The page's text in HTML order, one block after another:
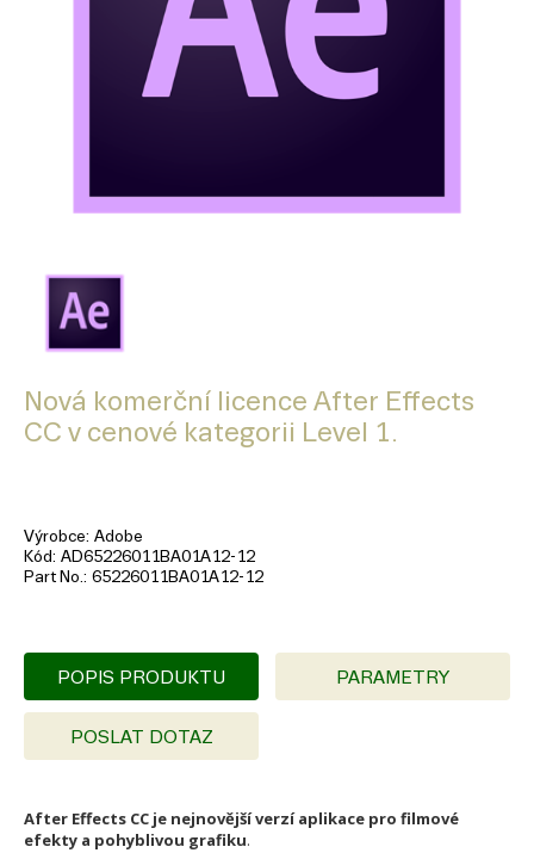
Nová komerční licence After Effects
CC v cenové kategorii Level 1.
Výrobce Adobe
Kód AD65226011BA01A12-12
Part No. 65226011BA01A12-12
POPIS PRODUKTU PARAMETRY
POSLAT DOTAZ
After Effects CC je nejnovější verzí aplikace pro filmové
efekty a pohyblivou grafiku.